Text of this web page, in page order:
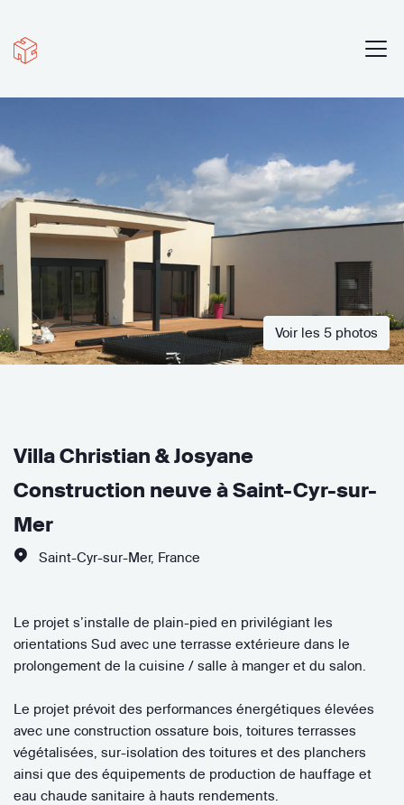
Voir les 5 photos
Villa Christian & Josyane
Construction neuve à Saint-Cyr-sur-
Mer
Saint-Cyr-sur-Mer, France
Le projet s’installe de plain-pied en privilégiant les
orientations Sud avec une terrasse extérieure dans le
prolongement de la cuisine / salle à manger et du salon.
Le projet prévoit des performances énergétiques élevées
avec une construction ossature bois, toitures terrasses
végétalisées, sur-isolation des toitures et des planchers
ainsi que des équipements de production de hauffage et
eau chaude sanitaire à hauts rendements.